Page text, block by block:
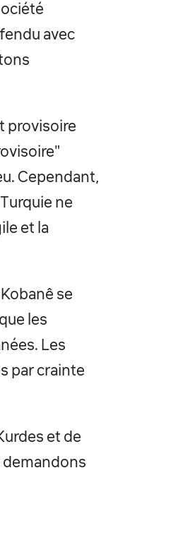
avec
provisoire
Cependant,
ne
et la
se
les
Les
par crainte
et de
demandons